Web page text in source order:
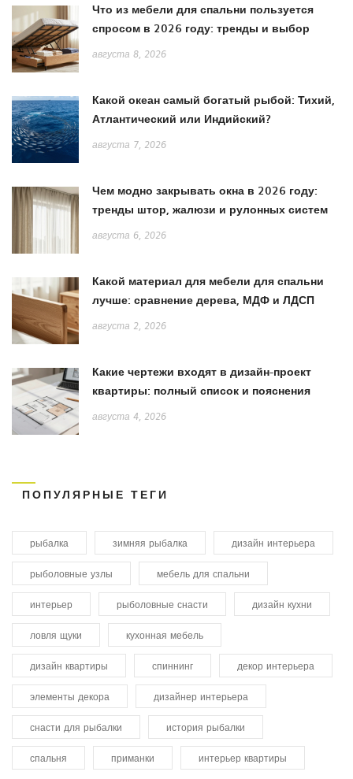
Что из мебели для спальни пользуется
спросом в 2026 году: тренды и выбор
августа 8, 2026
Какой океан самый богатый рыбой: Тихий,
Атлантический или Индийский?
августа 7, 2026
Чем модно закрывать окна в 2026 году:
тренды штор, жалюзи и рулонных систем
августа 6, 2026
Какой материал для мебели для спальни
лучше: сравнение дерева, МДФ и ЛДСП
августа 2, 2026
Какие чертежи входят в дизайн-проект
квартиры: полный список и пояснения
августа 4, 2026
ПОПУЛЯРНЫЕ ТЕГИ
рыбалка зимняя рыбалка дизайн интерьера
рыболовные узлы мебель для спальни
интерьер рыболовные снасти дизайн кухни
ловля щуки кухонная мебель
дизайн квартиры спиннинг декор интерьера
элементы декора дизайнер интерьера
снасти для рыбалки история рыбалки
спальня приманки интерьер квартиры